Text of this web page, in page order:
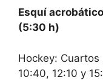
Esquí
(5:30 h)
Hockey:
10:40, 12:10 y